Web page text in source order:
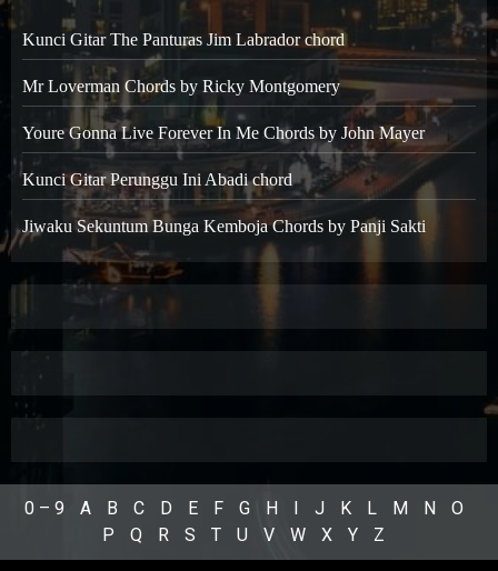
Kunci Gitar The Panturas Jim Labrador chord
Mr Loverman Chords by Ricky Montgomery
Youre Gonna Live Forever In Me Chords by John Mayer
Kunci Gitar Perunggu Ini Abadi chord
Jiwaku Sekuntum Bunga Kemboja Chords by Panji Sakti
0 – 9 A B C D E F G H I J K L M N
O
P
Q R S T U V W X Y Z